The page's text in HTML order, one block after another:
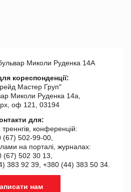
Миколи Руденка 14А
кореспонденції:
Мастер Груп"
Миколи Руденка 14а,
оф 121, 03194
для:
конференцій:
(67) 502-99-00,
на порталі, журналах:
(67) 502 30 13,
383 92 39, +380 (44) 383 50 34.
нам